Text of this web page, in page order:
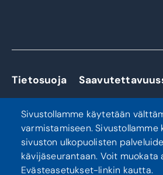
Tietosuoja
Sivustollamme käytetään
varmistamiseen.
sivuston ulkopuolisten
kävijäseurantaan. Voit
Evästeasetukset-linkin kautta.